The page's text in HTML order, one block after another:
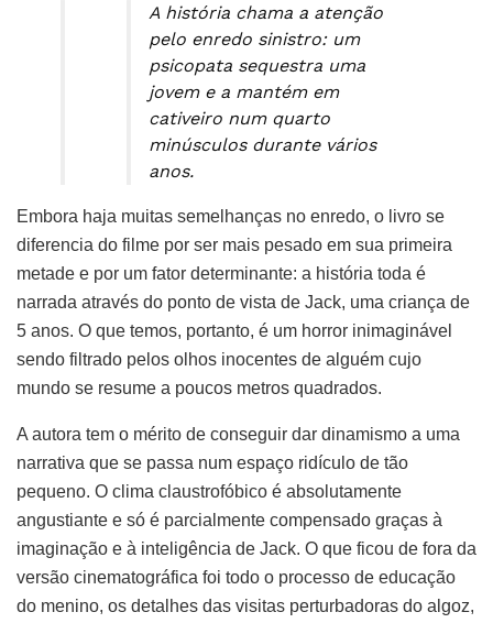
A história chama a atenção
pelo enredo sinistro: um
psicopata sequestra uma
jovem e a mantém em
cativeiro num quarto
minúsculos durante vários
anos.
Embora haja muitas semelhanças no enredo, o livro se
diferencia do filme por ser mais pesado em sua primeira
metade e por um fator determinante: a história toda é
narrada através do ponto de vista de Jack, uma criança de
5 anos. O que temos, portanto, é um horror inimaginável
sendo filtrado pelos olhos inocentes de alguém cujo
mundo se resume a poucos metros quadrados.
A autora tem o mérito de conseguir dar dinamismo a uma
narrativa que se passa num espaço ridículo de tão
pequeno. O clima claustrofóbico é absolutamente
angustiante e só é parcialmente compensado graças à
imaginação e à inteligência de Jack. O que ficou de fora da
versão cinematográfica foi todo o processo de educação
do menino, os detalhes das visitas perturbadoras do algoz,